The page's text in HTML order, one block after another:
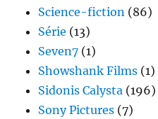
Science-fiction (86)
Série (13)
Seven7 (1)
Showshank Films (1)
Sidonis Calysta (196)
Sony Pictures (7)